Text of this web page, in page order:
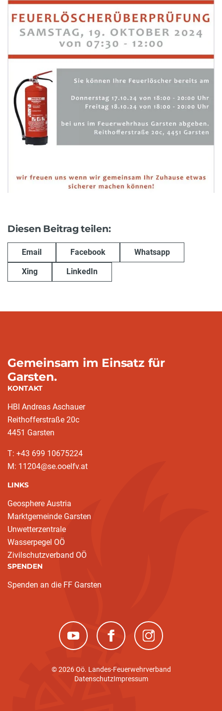
Diesen Beitrag teilen:
Email Facebook Whatsapp
Xing LinkedIn
Gemeinsam im Einsatz für
Garsten.
KONTAKT
HBI Andreas Aschauer
Reithofferstraße 20c
4451 Garsten
T: ‭+43 699 10675224‬
M: 11204@se.ooelfv.at
LINKS
Geosphere Austria
Marktgemeinde Garsten
Unwetterzentrale
Wasserpegel OÖ
Zivilschutzverband OÖ
SPENDEN
Spenden an die FF Garsten
(neues Fenster)(neues Fenster)(neues Fenster)
© 2026 Oö. Landes-Feuerwehrverband
DatenschutzImpressum